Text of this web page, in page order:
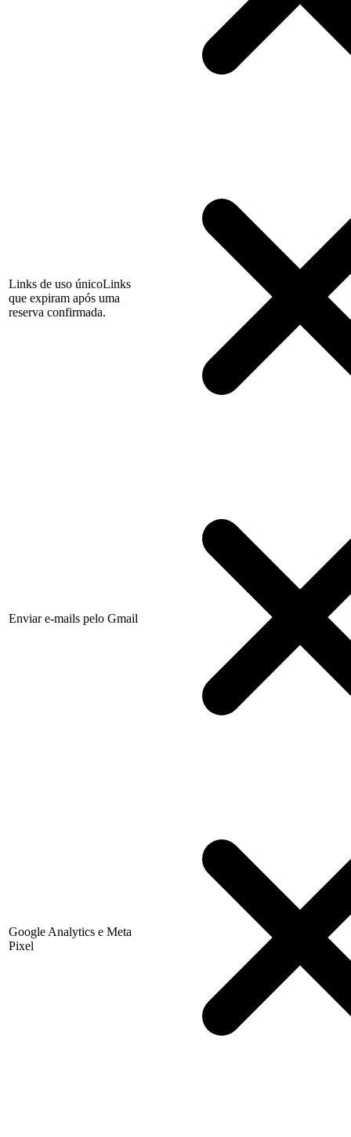
Links de uso únicoLinks
que expiram após uma
reserva confirmada.
Enviar e-mails pelo Gmail
Google Analytics e Meta
Pixel